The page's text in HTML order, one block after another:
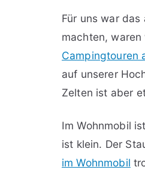
Für uns war
machten,
Campingtouren
auf unserer
Zelten ist aber
Im Wohnmobil
ist klein. Der
im Wohnmobil